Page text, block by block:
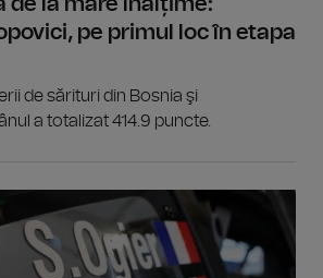
de la mare înălțime:
pe primul loc în etapa
de sărituri din Bosnia şi
a totalizat 414.9 puncte.